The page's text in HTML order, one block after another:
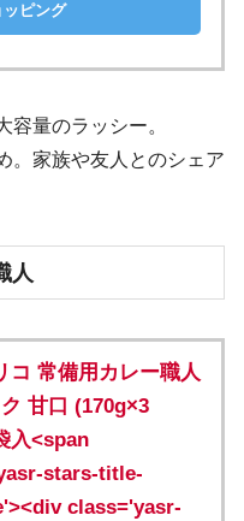
ピング
容量のラッシー。
。家族や友人とのシェア
人
コ 常備用カレー職人
甘口 (170g×3
入<span
stars-title-
class='yasr-